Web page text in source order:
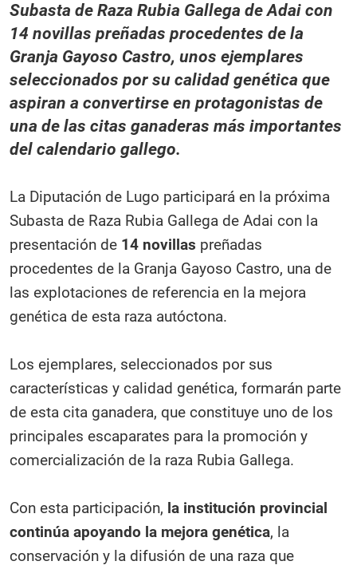
Subasta de Raza Rubia Gallega de Adai con
14 novillas preñadas procedentes de la
Granja Gayoso Castro, unos ejemplares
seleccionados por su calidad genética que
aspiran a convertirse en protagonistas de
una de las citas ganaderas más importantes
del calendario gallego.
La Diputación de Lugo participará en la próxima
Subasta de Raza Rubia Gallega de Adai con la
presentación de 14 novillas preñadas
procedentes de la Granja Gayoso Castro, una de
las explotaciones de referencia en la mejora
genética de esta raza autóctona.
Los ejemplares, seleccionados por sus
características y calidad genética, formarán parte
de esta cita ganadera, que constituye uno de los
principales escaparates para la promoción y
comercialización de la raza Rubia Gallega.
Con esta participación, la institución provincial
continúa apoyando la mejora genética, la
conservación y la difusión de una raza que